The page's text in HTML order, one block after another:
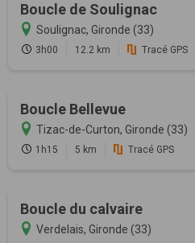
Boucle de Soulignac
Soulignac, Gironde (33)
3h00 12.2 km Tracé GPS
Boucle Bellevue
Tizac-de-Curton, Gironde (33)
1h15 5 km Tracé GPS
Boucle du calvaire
Verdelais, Gironde (33)